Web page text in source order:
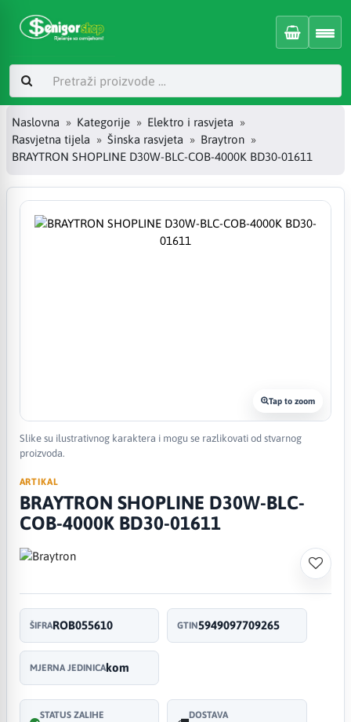
Naslovna Kategorije
Elektro i rasvjeta
Rasvjetna tijela
Šinska rasvjeta
Braytron
BRAYTRON SHOPLINE D30W-BLC-COB-4000K BD30-01611
Tap to zoom
Slike su ilustrativnog karaktera i mogu se razlikovati od stvarnog
proizvoda.
ARTIKAL
BRAYTRON SHOPLINE D30W-BLC-
COB-4000K BD30-01611
ŠIFRAROB055610 GTIN5949097709265
MJERNA JEDINICAkom
STATUS ZALIHE DOSTAVA